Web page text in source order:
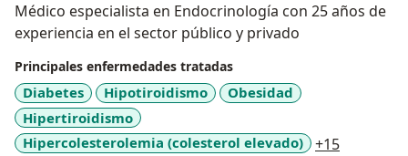
Médico especialista en Endocrinología con 25 años de
experiencia en el sector público y privado
Principales enfermedades tratadas
Diabetes Hipotiroidismo
Obesidad
Hipertiroidismo
Hipercolesterolemia (colesterol elevado)
+15